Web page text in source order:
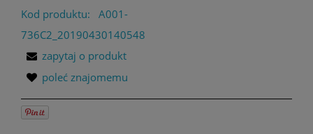
Kod produktu:
A001-
736C2_20190430140548
zapytaj o produkt
poleć znajomemu